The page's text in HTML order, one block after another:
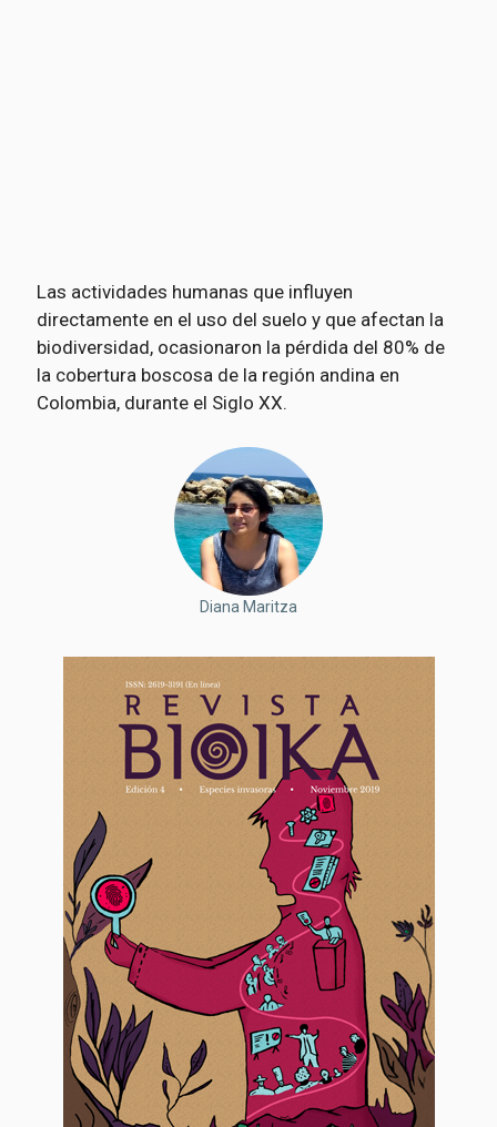
Las actividades humanas que influyen
directamente en el uso del suelo y que afectan la
biodiversidad, ocasionaron la pérdida del 80% de
la cobertura boscosa de la región andina en
Colombia, durante el Siglo XX.
Diana Maritza